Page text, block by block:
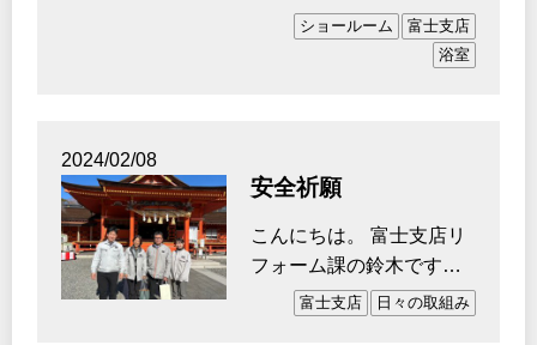
先日富士のクリナップさ
ショールーム
富士支店
浴室
2024/02/08
安全祈願
こんにちは。 富士支店リ
フォーム課の鈴木です。
昨年の4月に入社して1
富士支店 日々の取組み